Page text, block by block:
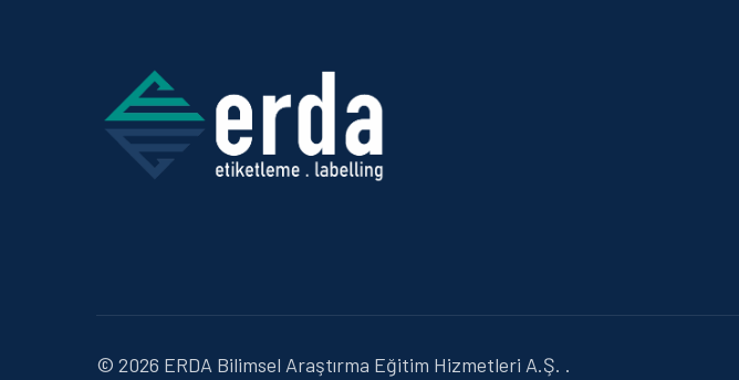
© 2026 ERDA Bilimsel Araştırma Eğitim Hizmetleri A.Ş. .